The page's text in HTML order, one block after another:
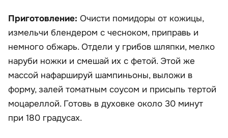
Приготовление: Очисти помидоры от кожицы,
измельчи блендером с чесноком, приправь и
немного обжарь. Отдели у грибов шляпки, мелко
наруби ножки и смешай их с фетой. Этой же
массой нафаршируй шампиньоны, выложи в
форму, залей томатным соусом и присыпь тертой
моцареллой. Готовь в духовке около 30 минут
при 180 градусах.